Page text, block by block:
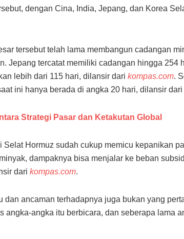
dengan Cina, India, Jepang, dan Korea
tersebut telah lama membangun cadangan
Jepang tercatat memiliki cadangan hingga 254
lebih dari 115 hari, dilansir dari kompas.com.
ini hanya berada di angka 20 hari, dilansir dari
Strategi Pasar dan Ketakutan Global
Hormuz sudah cukup memicu kepanikan
dampaknya bisa menjalar ke beban
dari kompas.com.
dan ancaman terhadapnya juga bukan yang
angka-angka itu berbicara, dan seberapa lama